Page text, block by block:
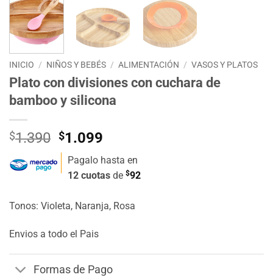
INICIO / NIÑOS Y BEBÉS / ALIMENTACIÓN / VASOS Y PLATOS
Plato con divisiones con cuchara de
bamboo y silicona
$1.390 El
precio
original
era:
$1.099
actual
es:
Pagalo hasta en
12 cuotas de $92
Tonos: Violeta, Naranja, Rosa
Envios a todo el Pais
Formas de Pago